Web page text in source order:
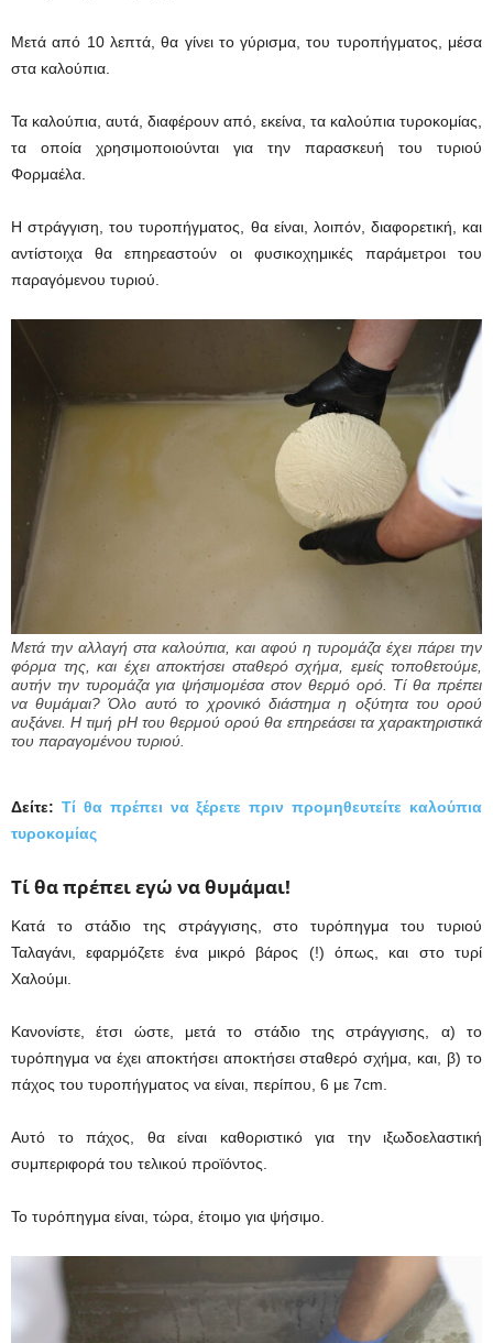
Μετά από 10 λεπτά, θα γίνει το γύρισμα, του τυροπήγματος, μέσα
στα καλούπια.
Τα καλούπια, αυτά, διαφέρουν από, εκείνα, τα καλούπια τυροκομίας,
τα οποία χρησιμοποιούνται για την παρασκευή του τυριού
Φορμαέλα.
Η στράγγιση, του τυροπήγματος, θα είναι, λοιπόν, διαφορετική, και
αντίστοιχα θα επηρεαστούν οι φυσικοχημικές παράμετροι του
παραγόμενου τυριού.
Μετά την αλλαγή στα καλούπια, και αφού η τυρομάζα έχει πάρει την
φόρμα της, και έχει αποκτήσει σταθερό σχήμα, εμείς τοποθετούμε,
αυτήν την τυρομάζα για ψήσιμομέσα στον θερμό ορό. Τί θα πρέπει
να θυμάμαι? Όλο αυτό το χρονικό διάστημα η οξύτητα του ορού
αυξάνει. Η τιμή pH του θερμού ορού θα επηρεάσει τα χαρακτηριστικά
του παραγομένου τυριού.
Δείτε: Τί θα πρέπει να ξέρετε πριν προμηθευτείτε καλούπια
τυροκομίας
Τί θα πρέπει εγώ να θυμάμαι!
Κατά το στάδιο της στράγγισης, στο τυρόπηγμα του τυριού
Ταλαγάνι, εφαρμόζετε ένα μικρό βάρος (!) όπως, και στο τυρί
Χαλούμι.
Κανονίστε, έτσι ώστε, μετά το στάδιο της στράγγισης, α) το
τυρόπηγμα να έχει αποκτήσει αποκτήσει σταθερό σχήμα, και, β) το
πάχος του τυροπήγματος να είναι, περίπου, 6 με 7cm.
Αυτό το πάχος, θα είναι καθοριστικό για την ιξωδοελαστική
συμπεριφορά του τελικού προϊόντος.
Το τυρόπηγμα είναι, τώρα, έτοιμο για ψήσιμο.